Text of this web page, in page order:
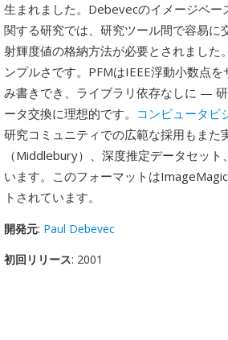
生まれました。Debevecのイメージベ
関する研究では、研究ツール間で容易
射輝度値の格納方法が必要とされまし
ンプルさです。PFMはIEEE浮動小数点
み書きでき、ライブラリ依存なしに —
ータ交換に理想的です。 コンピュータビ
研究コミュニティでの広範な採用もま
（Middlebury）、深度推定データセッ
います。このフォーマットは
トされています。
開発元: Paul Debevec
初回リリース: 2001